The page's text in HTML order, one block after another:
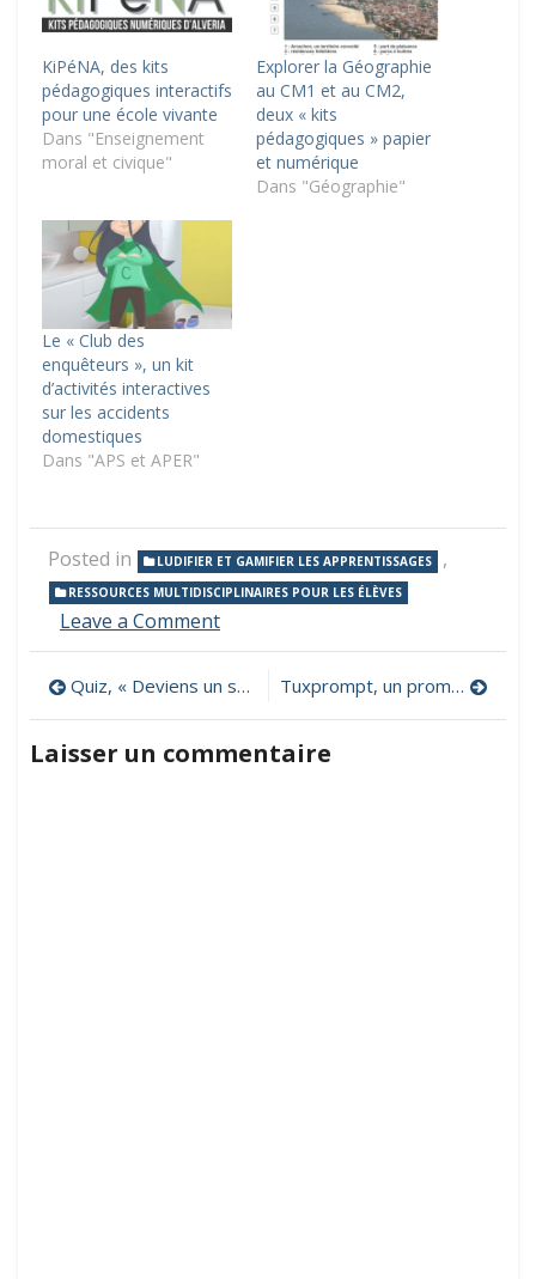
KiPéNA, des kits
pédagogiques interactifs
pour une école vivante
Dans "Enseignement
moral et civique"
Explorer la Géographie
au CM1 et au CM2,
deux « kits
pédagogiques » papier
et numérique
Dans "Géographie"
Le « Club des
enquêteurs », un kit
d’activités interactives
sur les accidents
domestiques
Dans "APS et APER"
Posted in LUDIFIER ET GAMIFIER LES APPRENTISSAGES ,
RESSOURCES MULTIDISCIPLINAIRES POUR LES ÉLÈVES
Leave a Commenton
kits
d’activités
pédagogiques
interactives
Navigation
de
l’article
Quiz, « Deviens un super-héros du Net ! » Tuxprompt, un prompteur de lecture
Laisser un commentaire